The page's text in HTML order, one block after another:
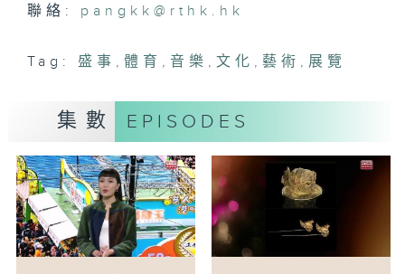
版公仔及收藏卡。
聯絡: pangkk@rthk.hk
Tag: 盛事 , 體育 , 音樂 ,文化 , 藝術 ,展覽
集數 EPISODES